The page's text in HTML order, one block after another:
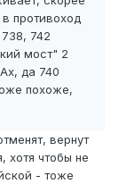
в противоход
742
мост" 2
да 740
похоже,
вернут
хотя чтобы не
- тоже